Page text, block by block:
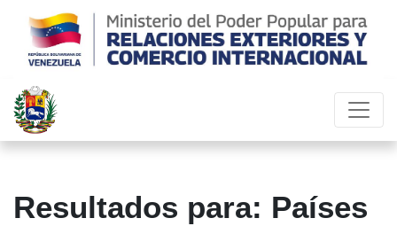
Resultados para: Países